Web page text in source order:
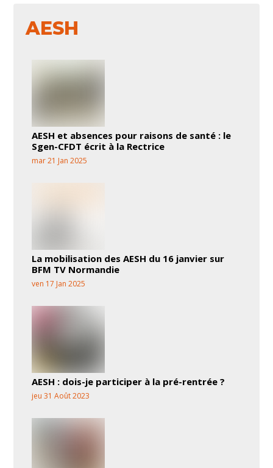
AESH
AESH et absences pour raisons de santé : le
Sgen-CFDT écrit à la Rectrice
mar 21 Jan 2025
La mobilisation des AESH du 16 janvier sur
BFM TV Normandie
ven 17 Jan 2025
AESH : dois-je participer à la pré-rentrée ?
jeu 31 Août 2023